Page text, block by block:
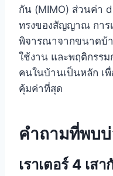
กัน (MIMO) ส่วนค่า
ทรงของสัญญาณ การ
พิจารณาจากขนาดบ้
ใช้งาน และพฤติกรรม
คนในบ้านเป็นหลัก เ
คุ้มค่าที่สุด
คำถามที่พบบ่
เราเตอร์ 4 เส